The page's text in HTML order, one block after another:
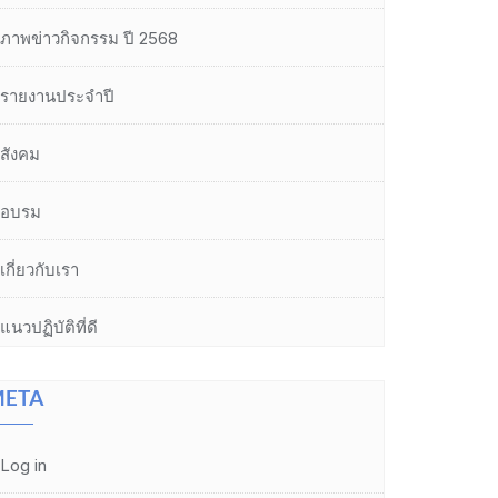
ภาพข่าวกิจกรรม ปี 2568
รายงานประจำปี
สังคม
อบรม
เกี่ยวกับเรา
แนวปฏิบัติที่ดี
Log in